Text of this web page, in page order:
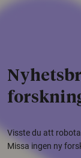
Visste du att
Missa ingen ny